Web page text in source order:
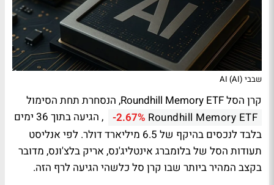
שבבי AI (AI)
קרן הסל Roundhill Memory ETF, הנסחרת תחת הסימול
Roundhill Memory ETF
-2.67%
, הגיעה בתוך 36 ימים
בלבד לנכסים בהיקף של 6.5 מיליארד דולר. לפי אנליסט
תעודות הסל של בלומברג אינטליג'נס, אריק בלצ'ונס, מדובר
בקצב המהיר ביותר שבו קרן סל כלשהי הגיעה לרף הזה.